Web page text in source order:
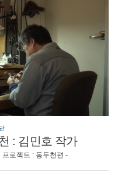
: 김민호 작가
로젝트 : 동두천편 -